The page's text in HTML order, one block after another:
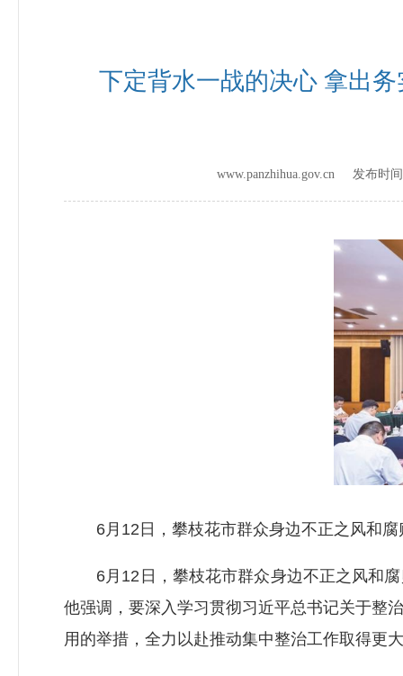
下定背水一战的决心 拿出
www.panzhihua.gov.cn 发布时
6月12日，攀枝花市群众身边不正之风和腐
6月12日，攀枝花市群众身边不正之风和腐
他强调，要深入学习贯彻习近平总书记关于整
用的举措，全力以赴推动集中整治工作取得更